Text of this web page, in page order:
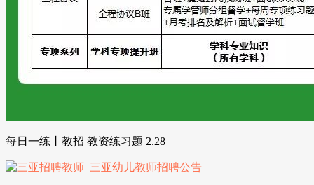
每日一练丨教招 教资练习题 2.28